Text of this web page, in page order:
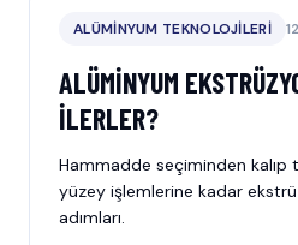
ALÜMINYUM TEKNOLOJILERI
ALÜMINYUM
İLERLER?
Hammadde seçiminden kalıp
yüzey işlemlerine kadar
adımları.